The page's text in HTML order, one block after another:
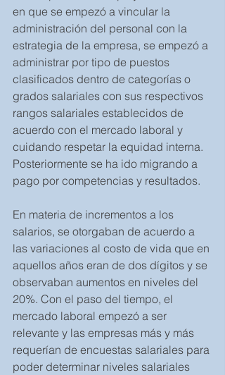
en que se empezó a vincular la
administración del personal con la
estrategia de la empresa, se empezó a
administrar por tipo de puestos
clasificados dentro de categorías o
grados salariales con sus respectivos
rangos salariales establecidos de
acuerdo con el mercado laboral y
cuidando respetar la equidad interna.
Posteriormente se ha ido migrando a
pago por competencias y resultados.
En materia de incrementos a los
salarios, se otorgaban de acuerdo a
las variaciones al costo de vida que en
aquellos años eran de dos dígitos y se
observaban aumentos en niveles del
20%. Con el paso del tiempo, el
mercado laboral empezó a ser
relevante y las empresas más y más
requerían de encuestas salariales para
poder determinar niveles salariales